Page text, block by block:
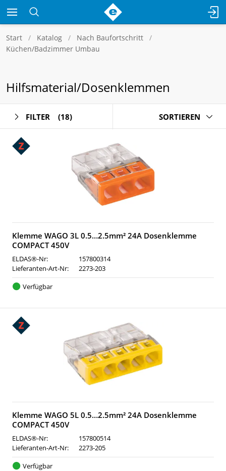
Start Katalog
Nach Baufortschritt
Küchen/Badzimmer Umbau
Hilfsmaterial/Dosenklemmen
FILTER (18) SORTIEREN
Klemme WAGO 3L 0.5…2.5mm² 24A Dosenklemme
COMPACT 450V
ELDAS®-Nr:
157800314
Lieferanten-Art-Nr:
2273-203
Verfügbar
Klemme WAGO 5L 0.5…2.5mm² 24A Dosenklemme
COMPACT 450V
ELDAS®-Nr:
157800514
Lieferanten-Art-Nr:
2273-205
Verfügbar